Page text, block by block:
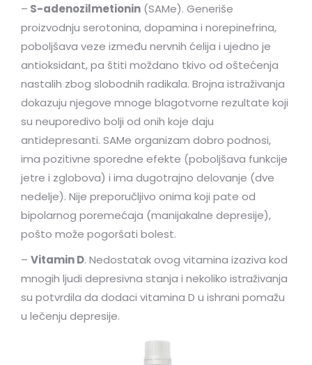
– S-adenozilmetionin (SAMe). Generiše
proizvodnju serotonina, dopamina i norepinefrina,
poboljšava veze između nervnih ćelija i ujedno je
antioksidant, pa štiti moždano tkivo od oštećenja
nastalih zbog slobodnih radikala. Brojna istraživanja
dokazuju njegove mnoge blagotvorne rezultate koji
su neuporedivo bolji od onih koje daju
antidepresanti. SAMe organizam dobro podnosi,
ima pozitivne sporedne efekte (poboljšava funkcije
jetre i zglobova) i ima dugotrajno delovanje (dve
nedelje). Nije preporučljivo onima koji pate od
bipolarnog poremećaja (manijakalne depresije),
pošto može pogoršati bolest.
– Vitamin D. Nedostatak ovog vitamina izaziva kod
mnogih ljudi depresivna stanja i nekoliko istraživanja
su potvrdila da dodaci vitamina D u ishrani pomažu
u lečenju depresije.